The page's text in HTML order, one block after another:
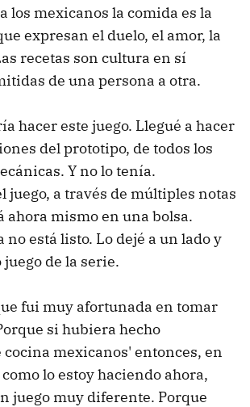
los mexicanos la comida es la
expresan el duelo, el amor, la
recetas son cultura en sí
de una persona a otra.
hacer este juego. Llegué a hacer
del prototipo, de todos los
Y no lo tenía.
juego, a través de múltiples notas
ahora mismo en una bolsa.
no está listo. Lo dejé a un lado y
de la serie.
fui muy afortunada en tomar
si hubiera hecho
cocina mexicanos' entonces, en
lo estoy haciendo ahora,
juego muy diferente. Porque